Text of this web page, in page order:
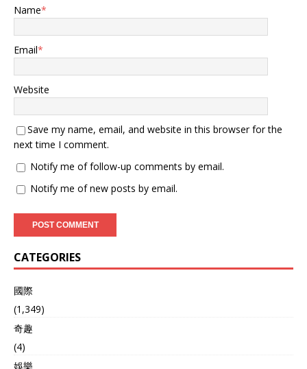
Name*
Email*
Website
Save my name, email, and website in this browser for the
next time I comment.
Notify me of follow-up comments by email.
Notify me of new posts by email.
CATEGORIES
國際
(1,349)
奇趣
(4)
娛樂